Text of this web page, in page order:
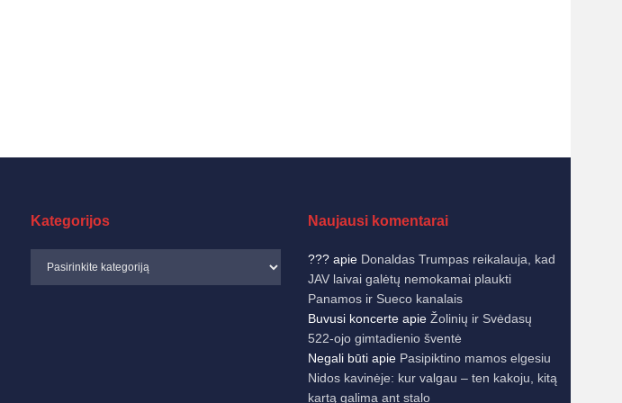
Kategorijos Naujausi komentarai
???apie Donaldas Trumpas reikalauja, kad
JAV laivai galėtų nemokamai plaukti
Panamos ir Sueco kanalais
Buvusi koncerteapie Žolinių ir Svėdasų
522-ojo gimtadienio šventė
Negali būtiapie Pasipiktino mamos elgesiu
Nidos kavinėje: kur valgau – ten kakoju, kitą
kartą galima ant stalo